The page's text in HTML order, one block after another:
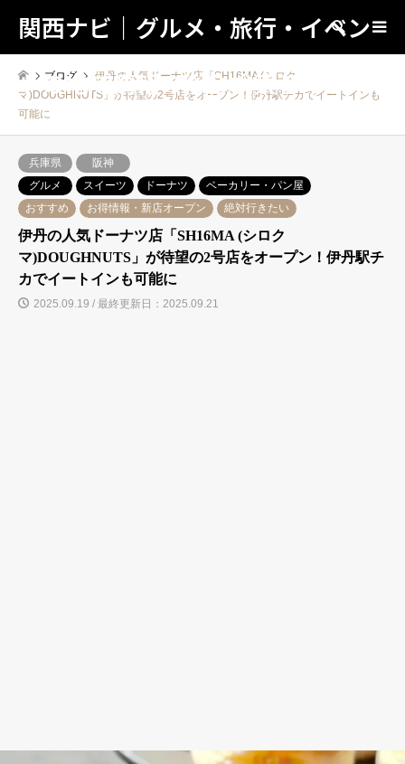
関西ナビ｜グルメ・旅行・イベン
トの地域情報の総合検索サイト！
検索
ブログ
伊丹の人気ドーナツ店「SH16MA (シロク
マ)DOUGHNUTS」が待望の2号店をオープン！伊丹駅チカでイートインも
可能に
兵庫県
阪神
グルメ
スイーツ ドーナツ
ベーカリー・パン屋
おすすめ
お得情報・新店オープン 絶対行きたい
伊丹の人気ドーナツ店「SH16MA (シロク
マ)DOUGHNUTS」が待望の2号店をオープン！伊丹駅チ
カでイートインも可能に
2025.09.19 / 最終更新日：2025.09.21